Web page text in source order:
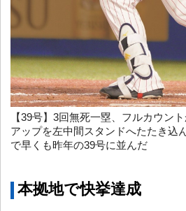
【39号】3回無死一塁、フルカウン
アップを左中間スタンドへたたき込
で早くも昨年の39号に並んだ
本拠地で快挙達成